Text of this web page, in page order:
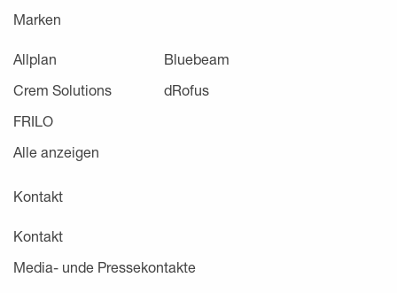
Marken
Allplan
Bluebeam
Crem Solutions
dRofus
FRILO
Alle anzeigen
Kontakt
Kontakt
Media- unde Pressekontakte